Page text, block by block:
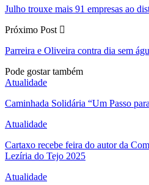
Julho trouxe mais 91 empresas ao
Próximo Post
Parreira e Oliveira contra dia sem
Pode gostar também
Atualidade
Caminhada Solidária “Um Passo
Atualidade
Cartaxo recebe feira do autor da
Lezíria do Tejo 2025
Atualidade